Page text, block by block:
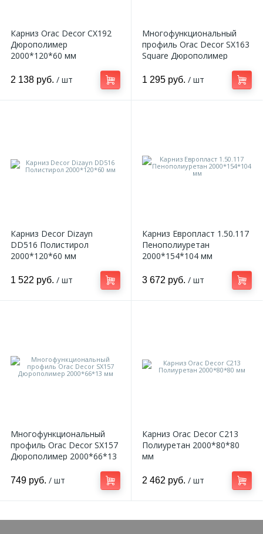
Карниз Orac Decor CX192
Дюрополимер
2000*120*60 мм
2 138 руб. / шт
Многофункциональный
профиль Orac Decor SX163
Square Дюрополимер
1 295 руб. / шт
Карниз Decor Dizayn
DD516 Полистирол
2000*120*60 мм
1 522 руб. / шт
Карниз Европласт 1.50.117
Пенополиуретан
2000*154*104 мм
3 672 руб. / шт
Многофункциональный
профиль Orac Decor SX157
Дюрополимер 2000*66*13
749 руб. / шт
Карниз Orac Decor C213
Полиуретан 2000*80*80
мм
2 462 руб. / шт